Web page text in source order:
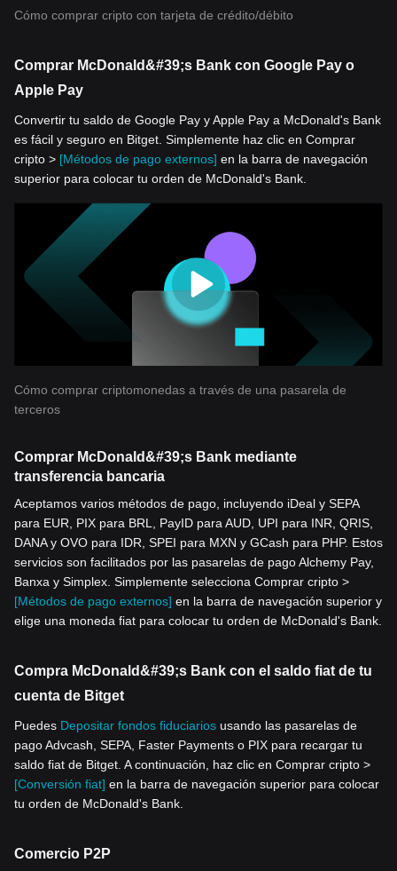
Cómo comprar cripto con tarjeta de crédito/débito
Comprar McDonald&#39;s Bank con Google Pay o
Apple Pay
Convertir tu saldo de Google Pay y Apple Pay a McDonald's Bank
es fácil y seguro en Bitget. Simplemente haz clic en Comprar
cripto > [Métodos de pago externos] en la barra de navegación
superior para colocar tu orden de McDonald's Bank.
Cómo comprar criptomonedas a través de una pasarela de
terceros
Comprar McDonald&#39;s Bank mediante
transferencia bancaria
Aceptamos varios métodos de pago, incluyendo iDeal y SEPA
para EUR, PIX para BRL, PayID para AUD, UPI para INR, QRIS,
DANA y OVO para IDR, SPEI para MXN y GCash para PHP. Estos
servicios son facilitados por las pasarelas de pago Alchemy Pay,
Banxa y Simplex. Simplemente selecciona Comprar cripto >
[Métodos de pago externos] en la barra de navegación superior y
elige una moneda fiat para colocar tu orden de McDonald's Bank.
Compra McDonald&#39;s Bank con el saldo fiat de tu
cuenta de Bitget
Puedes Depositar fondos fiduciarios usando las pasarelas de
pago Advcash, SEPA, Faster Payments o PIX para recargar tu
saldo fiat de Bitget. A continuación, haz clic en Comprar cripto >
[Conversión fiat] en la barra de navegación superior para colocar
tu orden de McDonald's Bank.
Comercio P2P